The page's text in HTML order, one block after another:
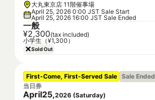
大丸東京店 11階催事場
April 25, 2026 0:00 JST Sale Start
April 25, 2026 16:00 JST Sale Ended
一般
¥2,300(tax included)
小学生（¥1,300）
Sold Out
First-Come, First-Served Sale Sale Ended
当日券
April25,2026 (Saturday)